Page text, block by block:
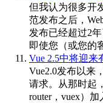
但我认为很多开
范发布之后，
发布已经超过2
即使您（或您的
Vue 2.5中将迎来
Vue2.0发布以来
请求。从那时起
router，vuex）